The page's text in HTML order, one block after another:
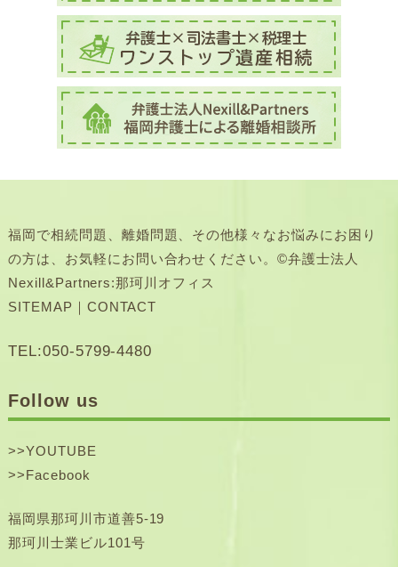
福岡で相続問題、離婚問題、その他様々なお悩みにお困り
の方は、お気軽にお問い合わせください。©弁護士法人
Nexill&Partners:那珂川オフィス
SITEMAP ｜ CONTACT
TEL:050-5799-4480
Follow us
>>YOUTUBE
>>Facebook
福岡県那珂川市道善5-19
那珂川士業ビル101号